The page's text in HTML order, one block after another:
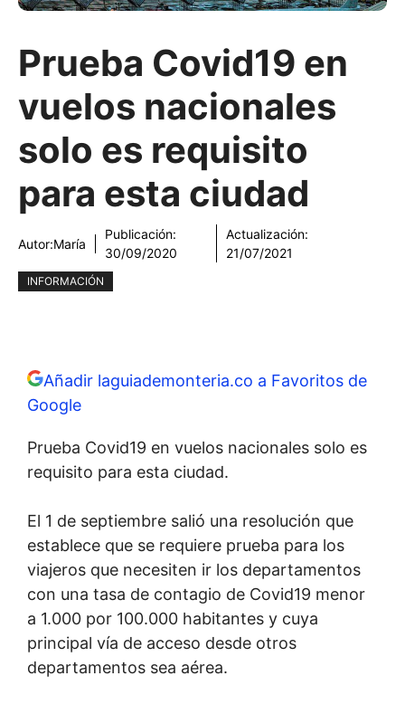
Prueba Covid19 en
vuelos nacionales
solo es requisito
para esta ciudad
Autor:María
Publicación:
30/09/2020
Actualización:
21/07/2021
INFORMACIÓN
Añadir laguiademonteria.co a Favoritos de
Google
Prueba Covid19 en vuelos nacionales solo es
requisito para esta ciudad.
El 1 de septiembre salió una resolución que
establece que se requiere prueba para los
viajeros que necesiten ir los departamentos
con una tasa de contagio de Covid19 menor
a 1.000 por 100.000 habitantes y cuya
principal vía de acceso desde otros
departamentos sea aérea.